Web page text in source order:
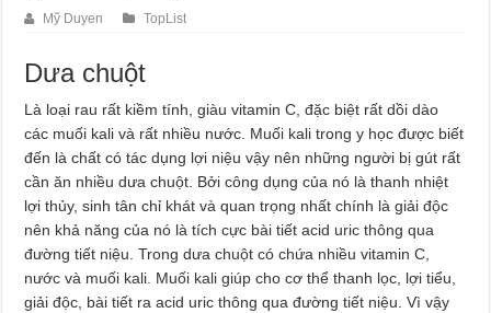
Mỹ Duyen TopList
Dưa chuột
Là loại rau rất kiềm tính, giàu vitamin C, đặc biệt rất dồi dào
các muối kali và rất nhiều nước. Muối kali trong y học được biết
đến là chất có tác dụng lợi niệu vậy nên những người bị gút rất
cần ăn nhiều dưa chuột. Bởi công dụng của nó là thanh nhiệt
lợi thủy, sinh tân chỉ khát và quan trọng nhất chính là giải độc
nên khả năng của nó là tích cực bài tiết acid uric thông qua
đường tiết niệu. Trong dưa chuột có chứa nhiều vitamin C,
nước và muối kali. Muối kali giúp cho cơ thể thanh lọc, lợi tiểu,
giải độc, bài tiết ra acid uric thông qua đường tiết niệu. Vì vậy